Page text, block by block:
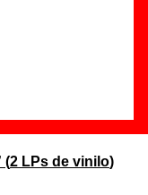
(2 LPs de vinilo)